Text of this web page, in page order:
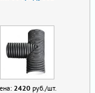
2420 руб./шт.